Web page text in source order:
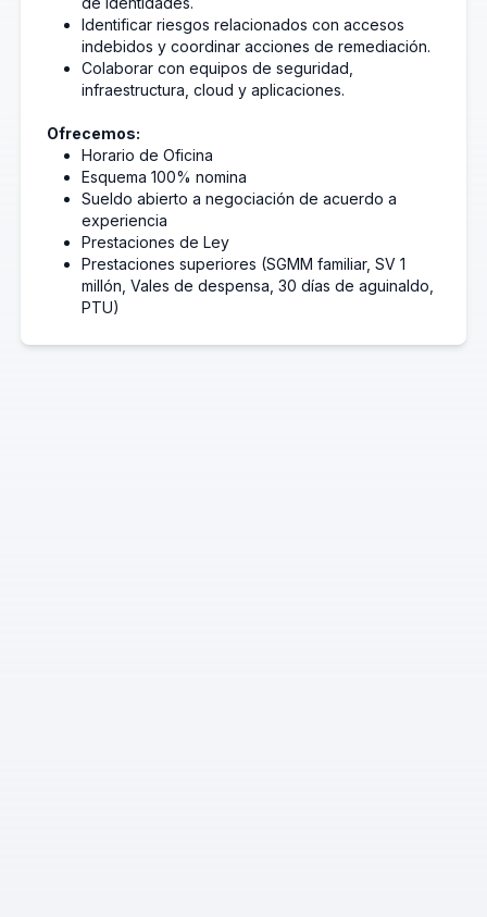
Identificar riesgos relacionados con accesos
indebidos y coordinar acciones de remediación.
Colaborar con equipos de seguridad,
infraestructura, cloud y aplicaciones.
Ofrecemos:
Horario de Oficina
Esquema 100% nomina
Sueldo abierto a negociación de acuerdo a
experiencia
Prestaciones de Ley
Prestaciones superiores (SGMM familiar, SV 1
millón, Vales de despensa, 30 días de aguinaldo,
PTU)